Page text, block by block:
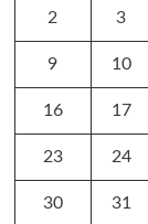
2 3
9 10
16 17
23 24
30 31